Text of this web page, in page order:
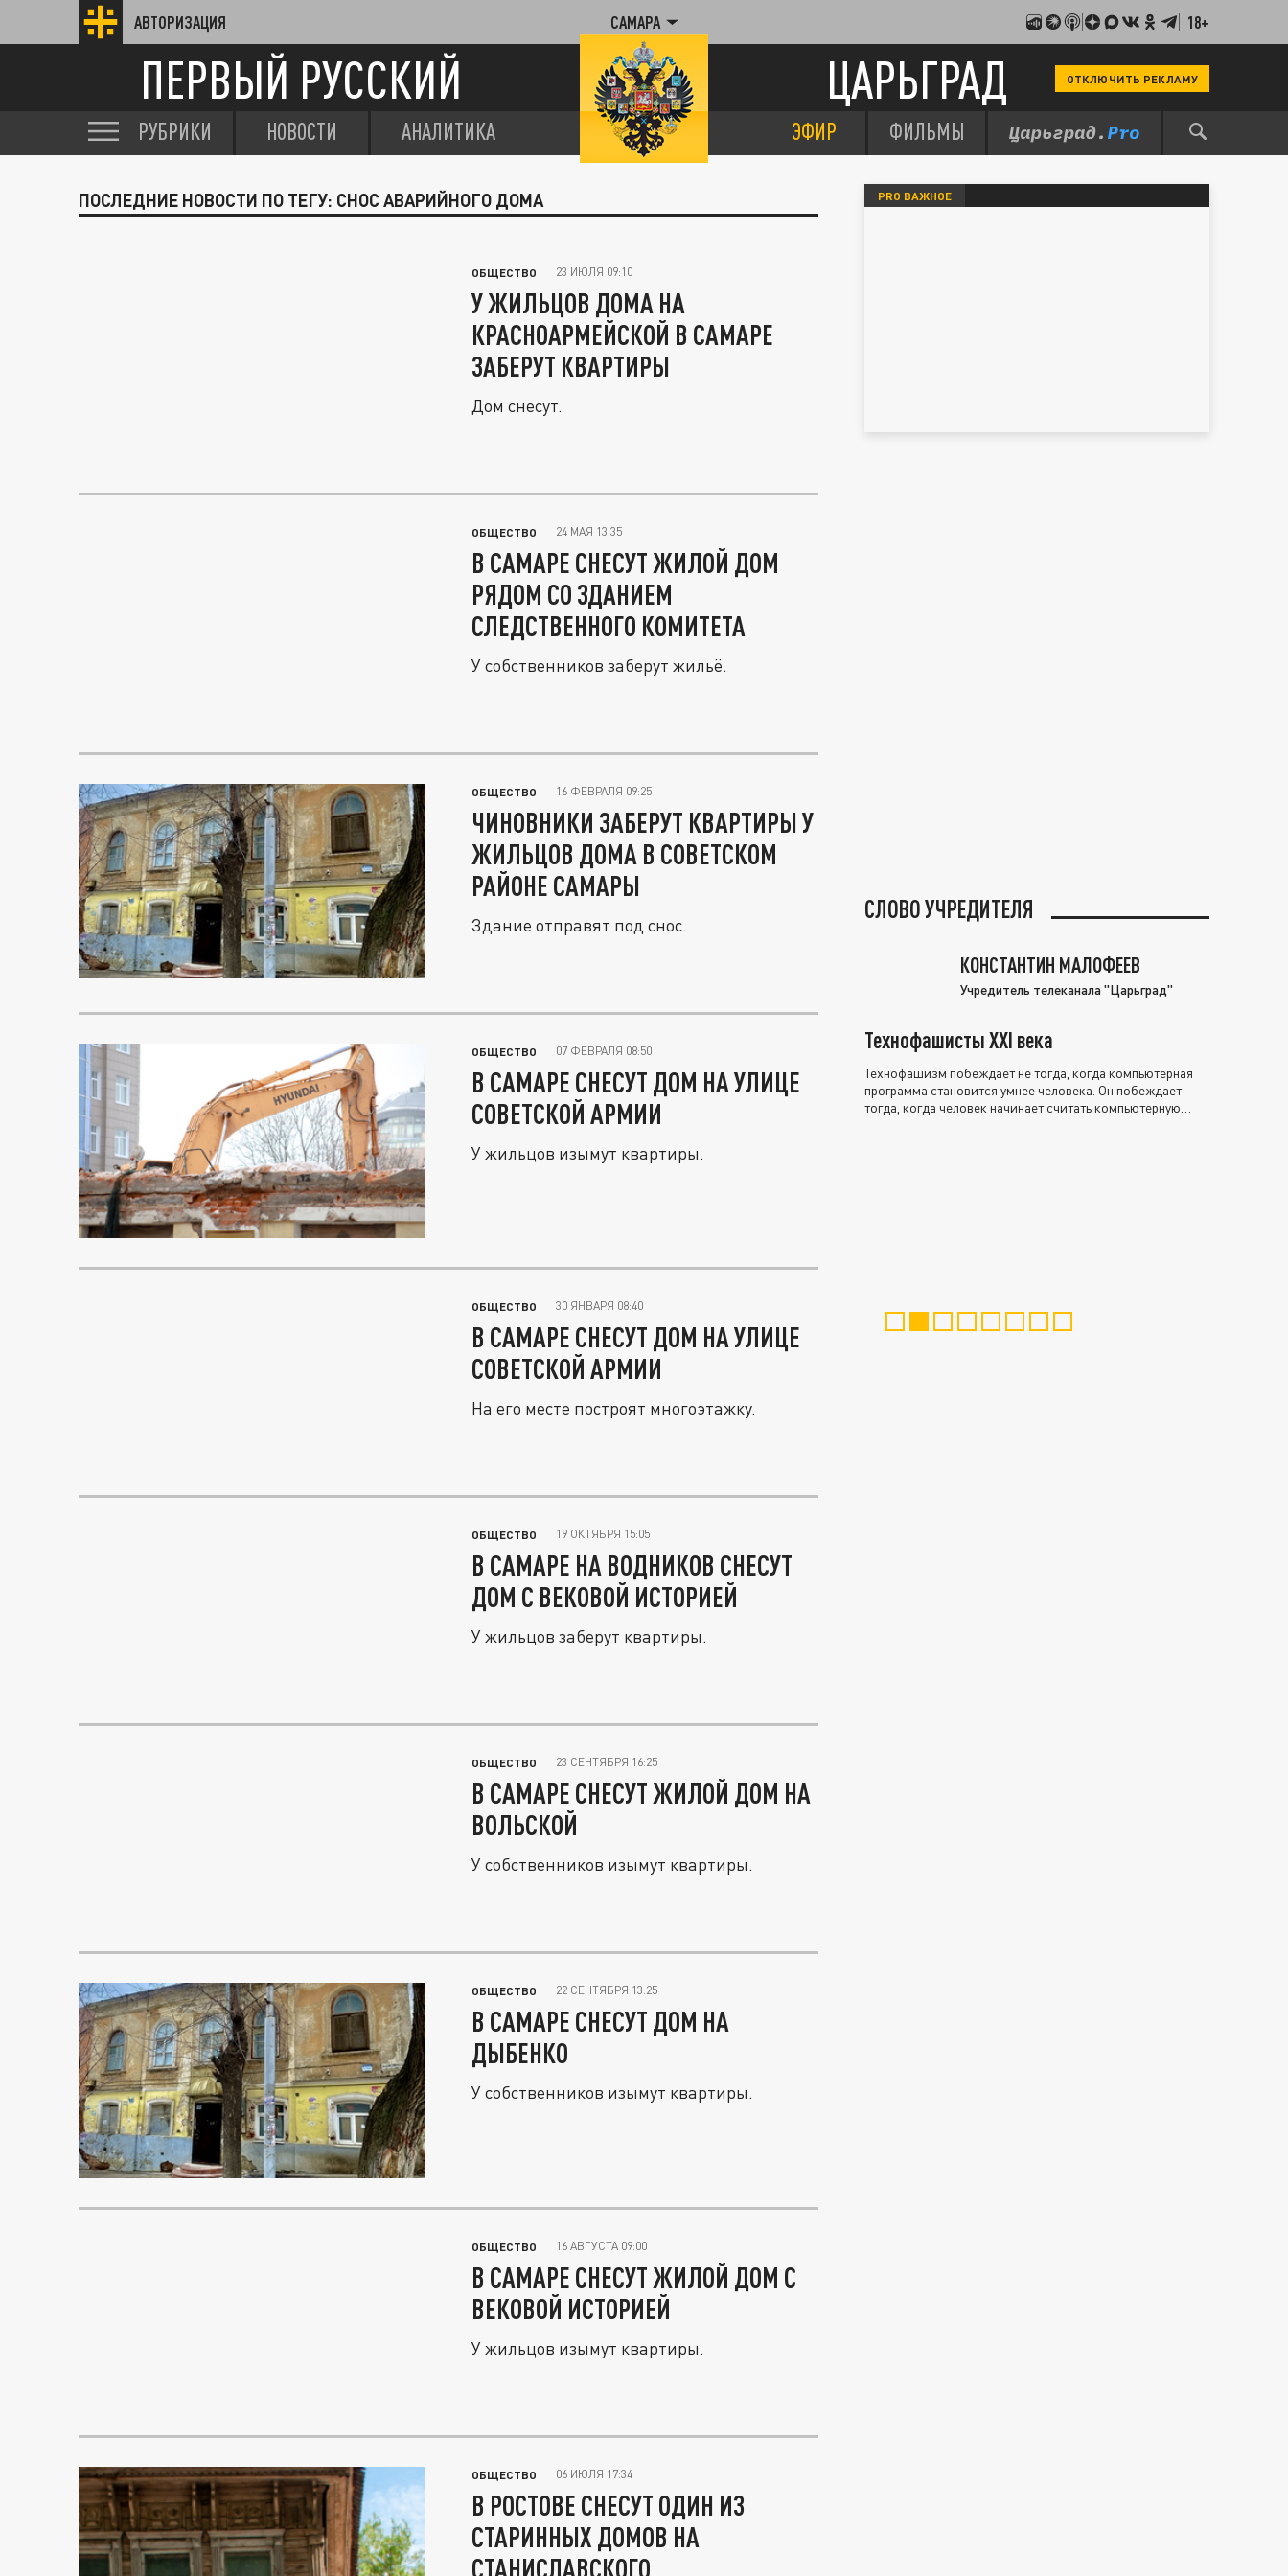
АВТОРИЗАЦИЯ САМАРА 18+
ПЕРВЫЙ РУССКИЙ ЦАРЬГРАД ОТКЛЮЧИТЬ РЕКЛАМУ
РУБРИКИ НОВОСТИ АНАЛИТИКА ЭФИР ФИЛЬМЫ
ПОСЛЕДНИЕ НОВОСТИ ПО ТЕГУ: СНОС АВАРИЙНОГО ДОМА
ОБЩЕСТВО 23 ИЮЛЯ 09:10
У ЖИЛЬЦОВ ДОМА НА
КРАСНОАРМЕЙСКОЙ В САМАРЕ
ЗАБЕРУТ КВАРТИРЫ
Дом снесут.
ОБЩЕСТВО 24 МАЯ 13:35
В САМАРЕ СНЕСУТ ЖИЛОЙ ДОМ
РЯДОМ СО ЗДАНИЕМ
СЛЕДСТВЕННОГО КОМИТЕТА
У собственников заберут жильё.
ОБЩЕСТВО 16 ФЕВРАЛЯ 09:25
ЧИНОВНИКИ ЗАБЕРУТ КВАРТИРЫ У
ЖИЛЬЦОВ ДОМА В СОВЕТСКОМ
РАЙОНЕ САМАРЫ
Здание отправят под снос.
ОБЩЕСТВО 07 ФЕВРАЛЯ 08:50
В САМАРЕ СНЕСУТ ДОМ НА УЛИЦЕ
СОВЕТСКОЙ АРМИИ
У жильцов изымут квартиры.
ОБЩЕСТВО 30 ЯНВАРЯ 08:40
В САМАРЕ СНЕСУТ ДОМ НА УЛИЦЕ
СОВЕТСКОЙ АРМИИ
На его месте построят многоэтажку.
ОБЩЕСТВО 19 ОКТЯБРЯ 15:05
В САМАРЕ НА ВОДНИКОВ СНЕСУТ
ДОМ С ВЕКОВОЙ ИСТОРИЕЙ
У жильцов заберут квартиры.
ОБЩЕСТВО 23 СЕНТЯБРЯ 16:25
В САМАРЕ СНЕСУТ ЖИЛОЙ ДОМ НА
ВОЛЬСКОЙ
У собственников изымут квартиры.
ОБЩЕСТВО 22 СЕНТЯБРЯ 13:25
В САМАРЕ СНЕСУТ ДОМ НА
ДЫБЕНКО
У собственников изымут квартиры.
ОБЩЕСТВО 16 АВГУСТА 09:00
В САМАРЕ СНЕСУТ ЖИЛОЙ ДОМ С
ВЕКОВОЙ ИСТОРИЕЙ
У жильцов изымут квартиры.
ОБЩЕСТВО 06 ИЮЛЯ 17:34
В РОСТОВЕ СНЕСУТ ОДИН ИЗ
СТАРИННЫХ ДОМОВ НА
СТАНИСЛАВСКОГО
PRO ВАЖНОЕ
СЛОВО УЧРЕДИТЕЛЯ
КОНСТАНТИН МАЛОФЕЕВ
Учредитель телеканала "Царьград"
Технофашисты XXI века
Технофашизм побеждает не тогда, когда компьютерная
программа становится умнее человека. Он побеждает
тогда, когда человек начинает считать компьютерную